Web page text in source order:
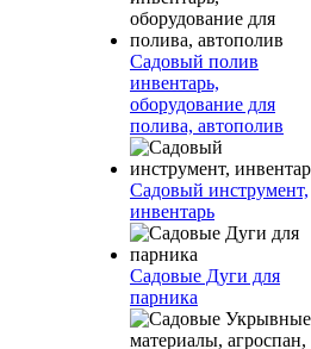
Садовый полив
инвентарь,
оборудование для
полива, автополив
Садовый инструмент,
инвентарь
Садовые Дуги для
парника